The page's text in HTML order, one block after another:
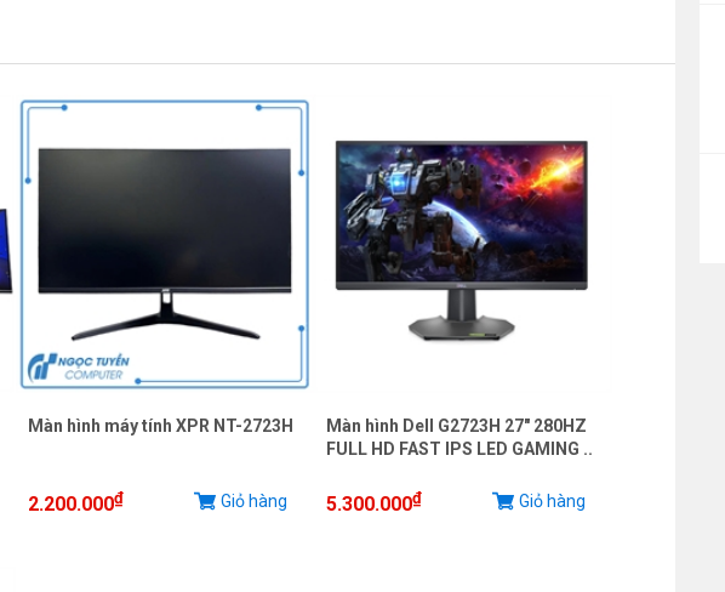
Màn hình máy tính XPR NT-2723H
2.200.000₫ Giỏ hàng
Màn hình Dell G2723H 27" 280HZ
FULL HD FAST IPS LED GAMING ..
5.300.000₫ Giỏ hàng